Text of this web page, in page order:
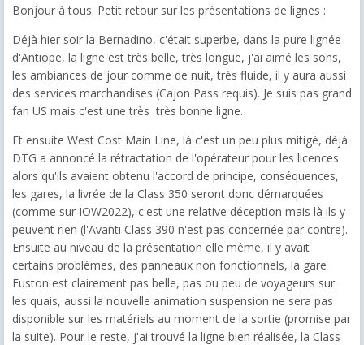
Bonjour à tous. Petit retour sur les présentations de lignes :
Déjà hier soir la Bernadino, c'était superbe, dans la pure lignée
d'Antiope, la ligne est très belle, très longue, j'ai aimé les sons,
les ambiances de jour comme de nuit, très fluide, il y aura aussi
des services marchandises (Cajon Pass requis). Je suis pas grand
fan US mais c'est une très très bonne ligne.
Et ensuite West Cost Main Line, là c'est un peu plus mitigé, déjà
DTG a annoncé la rétractation de l'opérateur pour les licences
alors qu'ils avaient obtenu l'accord de principe, conséquences,
les gares, la livrée de la Class 350 seront donc démarquées
(comme sur IOW2022), c'est une relative déception mais là ils y
peuvent rien (l'Avanti Class 390 n'est pas concernée par contre).
Ensuite au niveau de la présentation elle même, il y avait
certains problèmes, des panneaux non fonctionnels, la gare
Euston est clairement pas belle, pas ou peu de voyageurs sur
les quais, aussi la nouvelle animation suspension ne sera pas
disponible sur les matériels au moment de la sortie (promise par
la suite). Pour le reste, j'ai trouvé la ligne bien réalisée, la Class